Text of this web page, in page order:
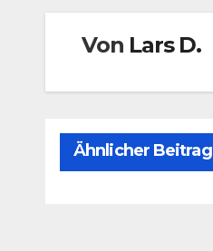
Von Lars D.
Ähnlicher Beitrag